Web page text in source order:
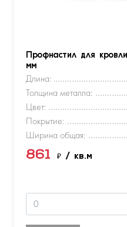
Профнастил для
мм
Длина:
Толщина металла:
Цвет:
Покрытие:
Ширина общая:
861 ₽ / кв.м